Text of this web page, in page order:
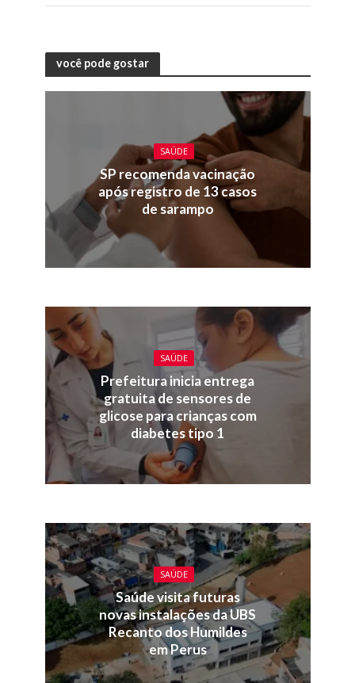
você pode gostar
SAÚDE
SP recomenda vacinação
após registro de 13 casos
de sarampo
SAÚDE
Prefeitura inicia entrega
gratuita de sensores de
glicose para crianças com
diabetes tipo 1
SAÚDE
Saúde visita futuras
novas instalações da UBS
Recanto dos Humildes
em Perus